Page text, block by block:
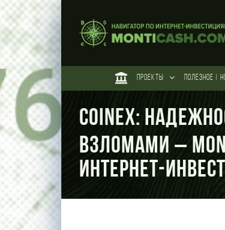
Skip
content
ПРОЕКТЫ ПОЛЕЗНОЕ |
CoinEx:
Взломами –
интернет-